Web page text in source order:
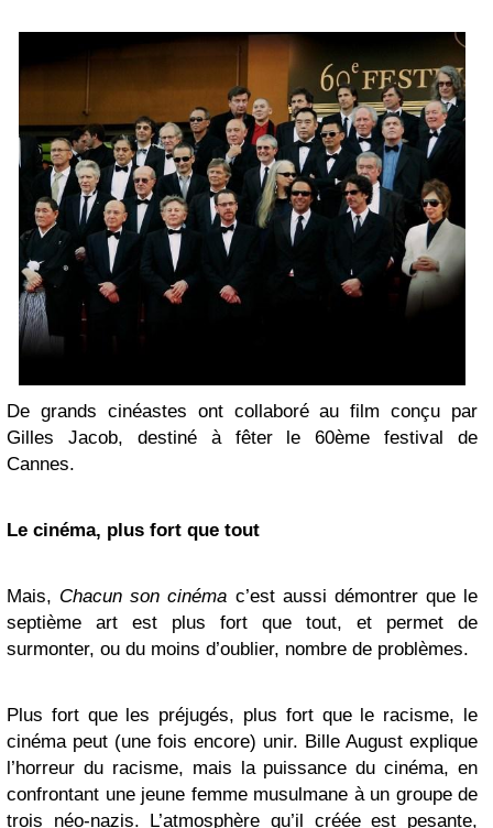
De grands cinéastes ont collaboré au film conçu par
Gilles Jacob, destiné à fêter le 60ème festival de
Cannes.
Le cinéma, plus fort que tout
Mais, Chacun son cinéma c’est aussi démontrer que le
septième art est plus fort que tout, et permet de
surmonter, ou du moins d’oublier, nombre de problèmes.
Plus fort que les préjugés, plus fort que le racisme, le
cinéma peut (une fois encore) unir. Bille August explique
l’horreur du racisme, mais la puissance du cinéma, en
confrontant une jeune femme musulmane à un groupe de
trois néo-nazis. L’atmosphère qu’il créée est pesante,